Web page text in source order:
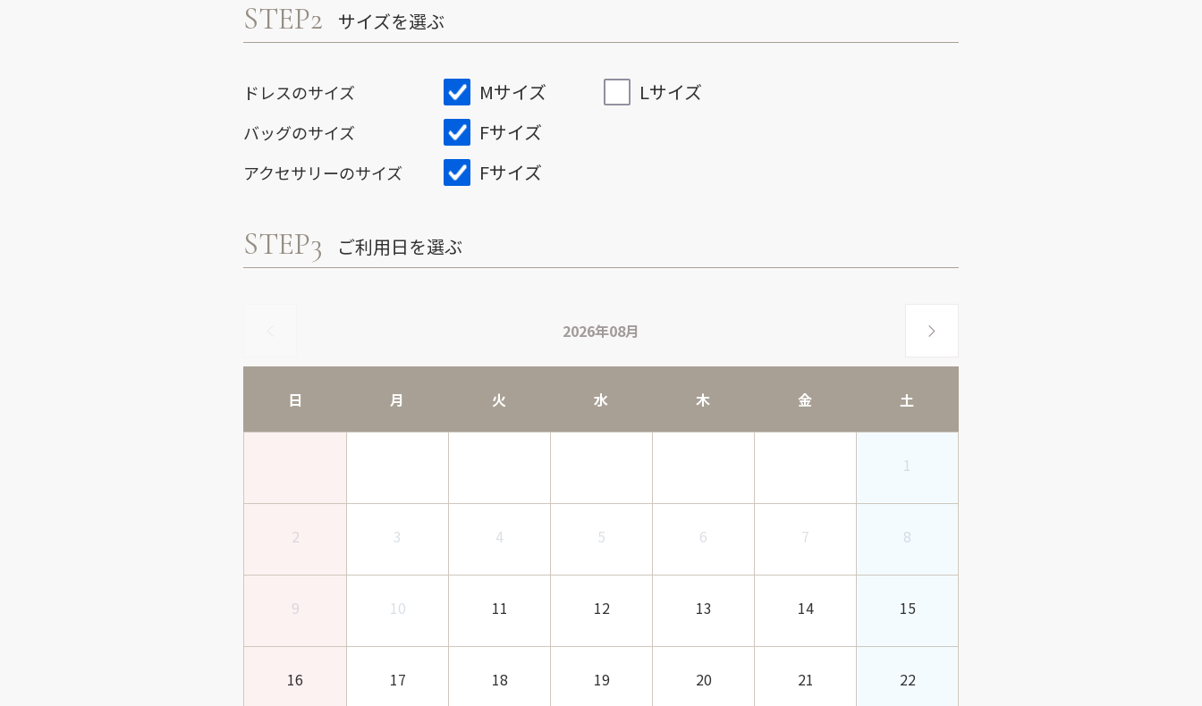
STEP2 サイズを選ぶ
ドレスのサイズ Mサイズ Lサイズ
バッグのサイズ Fサイズ
アクセサリーのサイズ Fサイズ
STEP3 ご利用日を選ぶ
2026年08月
日 月 火 水 木 金 土
1
2 3 4 5 6 7 8
9 10 11 12 13 14 15
16 17 18 19 20 21 22